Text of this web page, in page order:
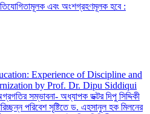
এবং অংশগ্রহণমূলক হবে :
Experience of Discipline and
by Prof. Dr. Dipu Siddiqui
সম্ভাবনা- অধ্যাপক ডক্টর দিপু সিদ্দিকী
পরিবেশ সৃষ্টিতে ড. এহসানুল হক মিলনের